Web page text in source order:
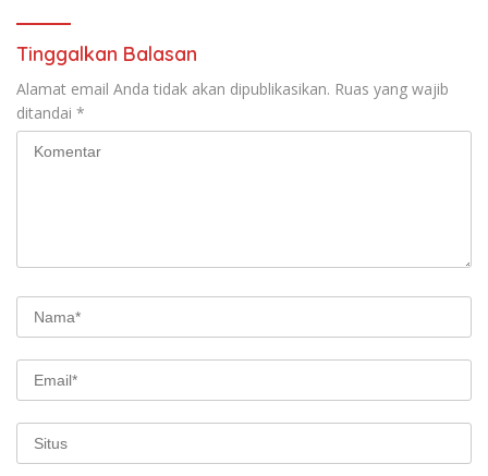
Tinggalkan Balasan
Alamat email Anda tidak akan dipublikasikan. Ruas yang wajib
ditandai *